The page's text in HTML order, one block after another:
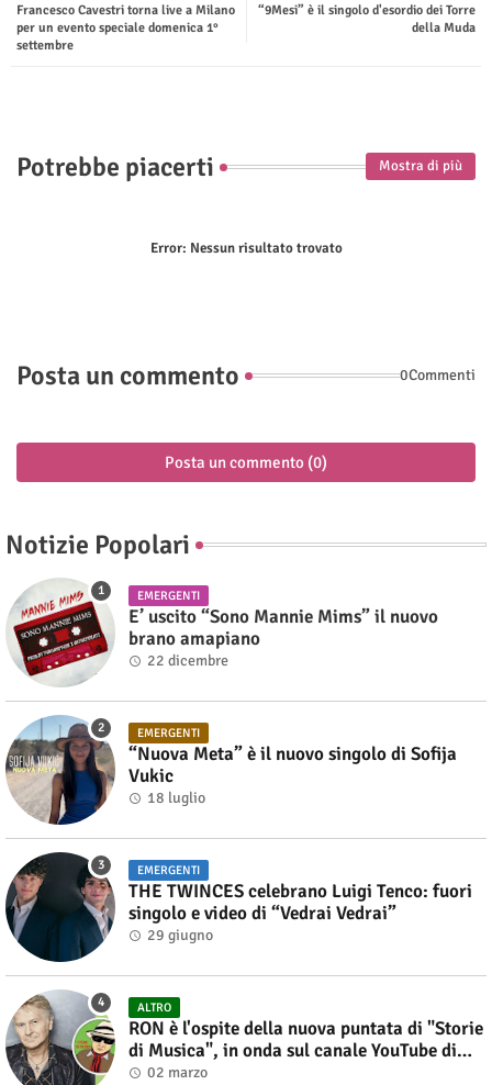
ter tsap
“9Mesi” è il singolo d'esordio dei Torre
della Muda
Francesco Cavestri torna live a Milano
per un evento speciale domenica 1°
settembre
Potrebbe piacerti Mostra di più
Error: Nessun risultato trovato
Posta un commento 0Commenti
Posta un commento (0)
Notizie Popolari
EMERGENTI
E’ uscito “Sono Mannie Mims” il nuovo
brano amapiano
22 dicembre
EMERGENTI
“Nuova Meta” è il nuovo singolo di Sofija
Vukic
18 luglio
EMERGENTI
THE TWINCES celebrano Luigi Tenco: fuori
singolo e video di “Vedrai Vedrai”
29 giugno
ALTRO
RON è l'ospite della nuova puntata di "Storie
di Musica", in onda sul canale YouTube di
Alberto Salerno
02 marzo